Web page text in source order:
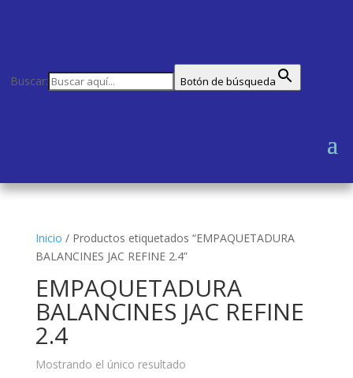
Buscar: Botón de búsqueda
Inicio / Productos etiquetados “EMPAQUETADURA
BALANCINES JAC REFINE 2.4”
EMPAQUETADURA
BALANCINES JAC REFINE
2.4
Mostrando el único resultado